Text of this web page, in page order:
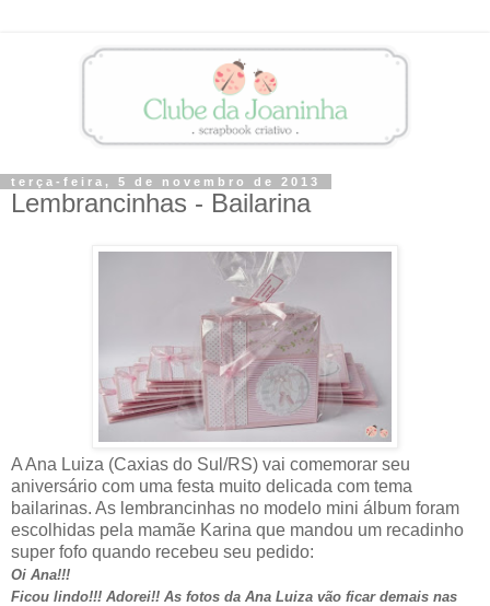
terça-feira, 5 de novembro de 2013
Lembrancinhas - Bailarina
A Ana Luiza (Caxias do Sul/RS) vai comemorar seu
aniversário com uma festa muito delicada com tema
bailarinas. As lembrancinhas no modelo mini álbum foram
escolhidas pela mamãe Karina que mandou um recadinho
super fofo quando recebeu seu pedido:
Oi Ana!!!
Ficou lindo!!! Adorei!! As fotos da Ana Luiza vão ficar demais nas